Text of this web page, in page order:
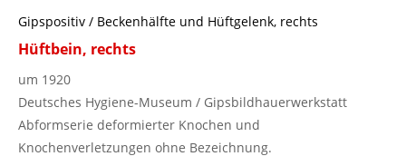
Gipspositiv / Beckenhälfte und Hüftgelenk, rechts
Hüftbein, rechts
um 1920
Deutsches Hygiene-Museum / Gipsbildhauerwerkstatt
Abformserie deformierter Knochen und
Knochenverletzungen ohne Bezeichnung.